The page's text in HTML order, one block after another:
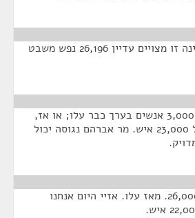
המיפקד מלמד כי במדינה זו מצויים עדיין 26,196 נפש משבט
מתוך ה26,000- נפש, 3,000 אנשים בערך כבר עלו; או אז,
אנחנו מדברים היום על 23,000 איש. מר אברהם נגוסה יכול
הסקר מסוף 1999 על 26,000. מאז עלו. אזיי היום אנחנו